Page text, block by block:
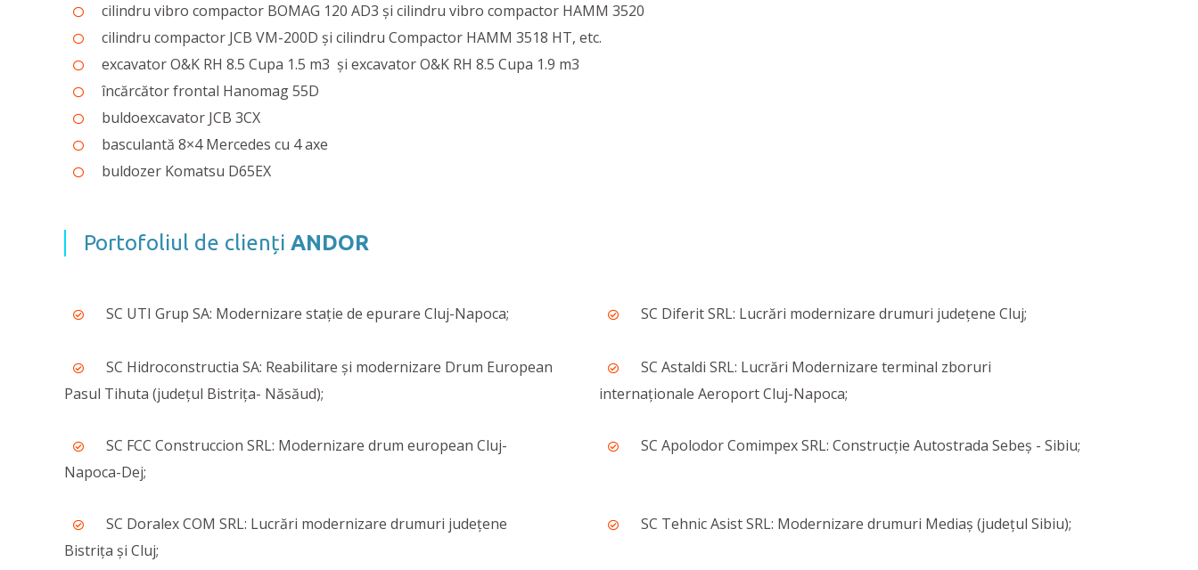
cilindru vibro compactor BOMAG 120 AD3 și cilindru vibro compactor HAMM 3520
cilindru compactor JCB VM-200D și cilindru Compactor HAMM 3518 HT, etc.
excavator O&K RH 8.5 Cupa 1.5 m3 și excavator O&K RH 8.5 Cupa 1.9 m3
încărcător frontal Hanomag 55D
buldoexcavator JCB 3CX
basculantă 8×4 Mercedes cu 4 axe
buldozer Komatsu D65EX
Portofoliul de clienți ANDOR
SC UTI Grup SA: Modernizare stație de epurare Cluj-Napoca; SC Diferit SRL: Lucrări modernizare drumuri județene Cluj;
SC Hidroconstructia SA: Reabilitare și modernizare Drum European
Pasul Tihuta (județul Bistrița- Năsăud);
SC Astaldi SRL: Lucrări Modernizare terminal zboruri
internaționale Aeroport Cluj-Napoca;
SC FCC Construccion SRL: Modernizare drum european Cluj-
Napoca-Dej;
SC Apolodor Comimpex SRL: Construcție Autostrada Sebeș - Sibiu;
SC Doralex COM SRL: Lucrări modernizare drumuri județene
Bistrița și Cluj;
SC Tehnic Asist SRL: Modernizare drumuri Mediaș (județul Sibiu);